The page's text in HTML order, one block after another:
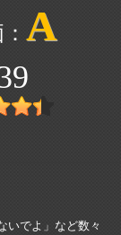
A
いでよ」など数々